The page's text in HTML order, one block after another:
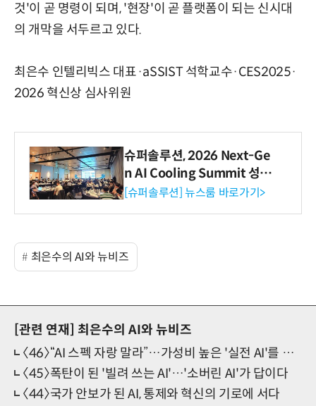
것'이 곧 명령이 되며, '현장'이 곧 플랫폼이 되는 신시대
의 개막을 서두르고 있다.
최은수 인텔리빅스 대표·aSSIST 석학교수·CES2025·
2026 혁신상 심사위원
슈퍼솔루션, 2026 Next-Ge
n AI Cooling Summit 성황
리 성료
[슈퍼솔루션] 뉴스룸 바로가기>
최은수의 AI와 뉴비즈
[관련 연재]
최은수의 AI와 뉴비즈
〈46〉“AI 스펙 자랑 말라”…가성비 높은 '실전 AI'를 원한다
〈45〉폭탄이 된 '빌려 쓰는 AI'…'소버린 AI'가 답이다
〈44〉국가 안보가 된 AI, 통제와 혁신의 기로에 서다